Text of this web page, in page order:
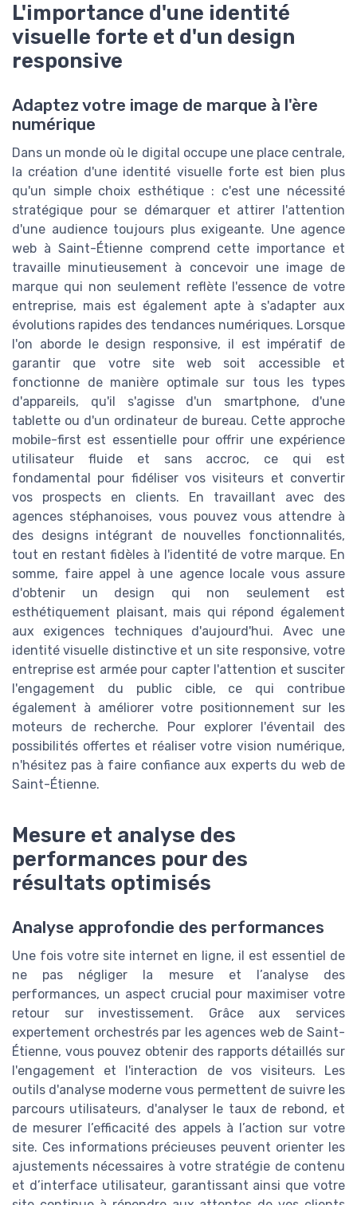
L'importance d'une identité
visuelle forte et d'un design
responsive
Adaptez votre image de marque à l'ère
numérique
Dans un monde où le digital occupe une place centrale,
la création d'une identité visuelle forte est bien plus
qu'un simple choix esthétique : c'est une nécessité
stratégique pour se démarquer et attirer l'attention
d'une audience toujours plus exigeante. Une agence
web à Saint-Étienne comprend cette importance et
travaille minutieusement à concevoir une image de
marque qui non seulement reflète l'essence de votre
entreprise, mais est également apte à s'adapter aux
évolutions rapides des tendances numériques. Lorsque
l'on aborde le design responsive, il est impératif de
garantir que votre site web soit accessible et
fonctionne de manière optimale sur tous les types
d'appareils, qu'il s'agisse d'un smartphone, d'une
tablette ou d'un ordinateur de bureau. Cette approche
mobile-first est essentielle pour offrir une expérience
utilisateur fluide et sans accroc, ce qui est
fondamental pour fidéliser vos visiteurs et convertir
vos prospects en clients. En travaillant avec des
agences stéphanoises, vous pouvez vous attendre à
des designs intégrant de nouvelles fonctionnalités,
tout en restant fidèles à l'identité de votre marque. En
somme, faire appel à une agence locale vous assure
d'obtenir un design qui non seulement est
esthétiquement plaisant, mais qui répond également
aux exigences techniques d'aujourd'hui. Avec une
identité visuelle distinctive et un site responsive, votre
entreprise est armée pour capter l'attention et susciter
l'engagement du public cible, ce qui contribue
également à améliorer votre positionnement sur les
moteurs de recherche. Pour explorer l'éventail des
possibilités offertes et réaliser votre vision numérique,
n'hésitez pas à faire confiance aux experts du web de
Saint-Étienne.
Mesure et analyse des
performances pour des
résultats optimisés
Analyse approfondie des performances
Une fois votre site internet en ligne, il est essentiel de
ne pas négliger la mesure et l’analyse des
performances, un aspect crucial pour maximiser votre
retour sur investissement. Grâce aux services
expertement orchestrés par les agences web de Saint-
Étienne, vous pouvez obtenir des rapports détaillés sur
l'engagement et l'interaction de vos visiteurs. Les
outils d'analyse moderne vous permettent de suivre les
parcours utilisateurs, d'analyser le taux de rebond, et
de mesurer l’efficacité des appels à l’action sur votre
site. Ces informations précieuses peuvent orienter les
ajustements nécessaires à votre stratégie de contenu
et d’interface utilisateur, garantissant ainsi que votre